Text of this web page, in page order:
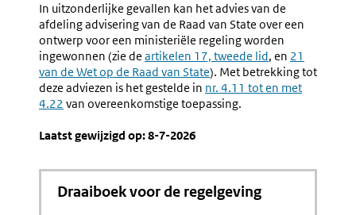
In uitzonderlijke gevallen kan het advies van de
afdeling advisering van de Raad van State over een
ontwerp voor een ministeriële regeling worden
ingewonnen (zie de Externe
link:
artikelen 17, tweede lid, en Externe
link:
21
van de Wet op de Raad van State). Met betrekking tot
deze adviezen is het gestelde in nr. 4.11 tot en met
4.22 van overeenkomstige toepassing.
Laatst gewijzigd op: 8-7-2026
Draaiboek voor de regelgeving